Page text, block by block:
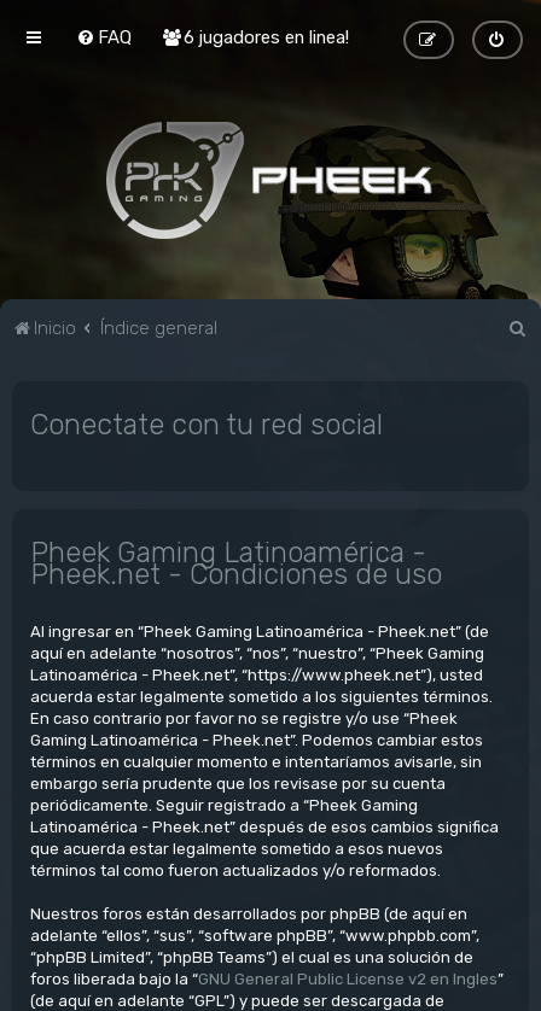
FAQ 6 jugadores en linea!
Inicio Índice general
Conectate con tu red social
Pheek Gaming Latinoamérica -
Pheek.net - Condiciones de uso
Al ingresar en “Pheek Gaming Latinoamérica - Pheek.net” (de
aquí en adelante “nosotros”, “nos”, “nuestro”, “Pheek Gaming
Latinoamérica - Pheek.net”, “https://www.pheek.net”), usted
acuerda estar legalmente sometido a los siguientes términos.
En caso contrario por favor no se registre y/o use “Pheek
Gaming Latinoamérica - Pheek.net”. Podemos cambiar estos
términos en cualquier momento e intentaríamos avisarle, sin
embargo sería prudente que los revisase por su cuenta
periódicamente. Seguir registrado a “Pheek Gaming
Latinoamérica - Pheek.net” después de esos cambios significa
que acuerda estar legalmente sometido a esos nuevos
términos tal como fueron actualizados y/o reformados.
Nuestros foros están desarrollados por phpBB (de aquí en
adelante “ellos”, “sus”, “software phpBB”, “www.phpbb.com”,
“phpBB Limited”, “phpBB Teams”) el cual es una solución de
foros liberada bajo la “GNU General Public License v2 en Ingles”
(de aquí en adelante “GPL”) y puede ser descargada de